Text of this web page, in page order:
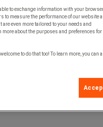
to exchange information with your
measure the performance of our website
even more tailored to your needs and
about the purposes and preferences for
to do that too! To learn more, you can